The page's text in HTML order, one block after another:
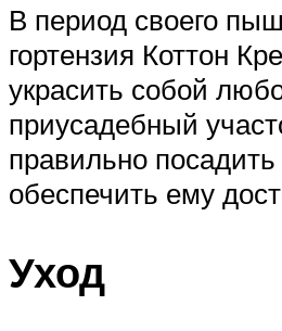
В период своего
гортензия Коттон
украсить собой
приусадебный
правильно
обеспечить ему
Уход